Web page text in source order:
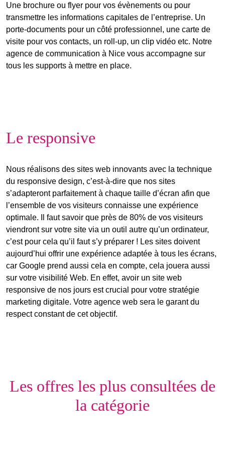
Une brochure ou flyer pour vos évènements ou pour
transmettre les informations capitales de l’entreprise. Un
porte-documents pour un côté professionnel, une carte de
visite pour vos contacts, un roll-up, un clip vidéo etc. Notre
agence de communication à Nice vous accompagne sur
tous les supports à mettre en place.
Le responsive
Nous réalisons des sites web innovants avec la technique
du responsive design, c’est-à-dire que nos sites
s’adapteront parfaitement à chaque taille d’écran afin que
l’ensemble de vos visiteurs connaisse une expérience
optimale. Il faut savoir que près de 80% de vos visiteurs
viendront sur votre site via un outil autre qu’un ordinateur,
c’est pour cela qu’il faut s’y préparer ! Les sites doivent
aujourd’hui offrir une expérience adaptée à tous les écrans,
car Google prend aussi cela en compte, cela jouera aussi
sur votre visibilité Web. En effet, avoir un site web
responsive de nos jours est crucial pour votre stratégie
marketing digitale. Votre agence web sera le garant du
respect constant de cet objectif.
Les offres les plus consultées de
la catégorie